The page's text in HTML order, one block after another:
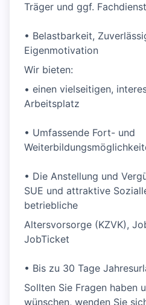
Träger und ggf.
• Belastbarkeit,
Eigenmotivation
Wir bieten:
• einen vielseitigen,
Arbeitsplatz
• Umfassende Fort- und
• Die Anstellung und
SUE und attraktive
betriebliche
Altersvorsorge (KZVK),
JobTicket
• Bis zu 30 Tage
Sollten Sie Fragen haben
wünschen, wenden Sie